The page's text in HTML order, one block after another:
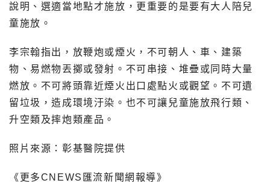
說明、選適當地點才施放，更重要的是要有大人陪兒
童施放。
李宗翰指出，放鞭炮或煙火，不可朝人、車、建築
物、易燃物丟擲或發射。不可串接、堆疊或同時大量
燃放。不可將頭靠近煙火出口處點火或觀望。不可遺
留垃圾，造成環境汙染。也不可讓兒童施放飛行類、
升空類及摔炮類產品。
照片來源：彰基醫院提供
《更多CNEWS匯流新聞網報導》